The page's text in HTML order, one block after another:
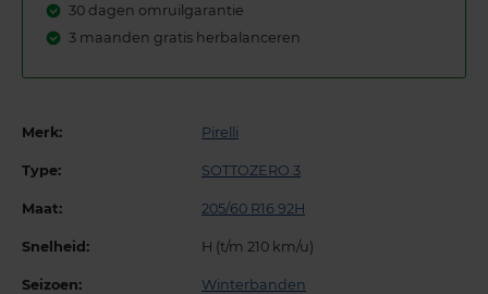
30 dagen omruilgarantie
3 maanden gratis herbalanceren
Merk: Pirelli
Type: SOTTOZERO 3
Maat: 205/60 R16 92H
Snelheid: H (t/m 210 km/u)
Seizoen: Winterbanden